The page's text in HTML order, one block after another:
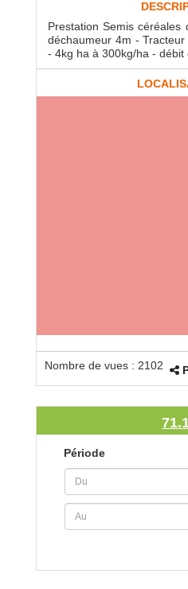
Prestation Semis céréales
déchaumeur 4m -
- 4kg ha à 300kg/ha -
Nombre de vues : 2102
Période